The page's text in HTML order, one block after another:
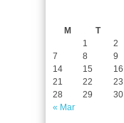
M
T
« Mar
1 2
7
8 9
14
15 16
21
22 23
28
29 30